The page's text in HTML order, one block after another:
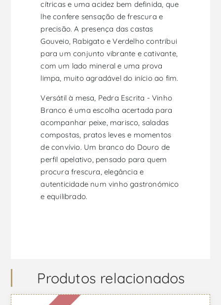
cítricas e uma acidez bem definida, que
lhe confere sensação de frescura e
precisão. A presença das castas
Gouveio, Rabigato e Verdelho contribui
para um conjunto vibrante e cativante,
com um lado mineral e uma prova
limpa, muito agradável do início ao fim.
Versátil à mesa, Pedra Escrita - Vinho
Branco é uma escolha acertada para
acompanhar peixe, marisco, saladas
compostas, pratos leves e momentos
de convívio. Um branco do Douro de
perfil apelativo, pensado para quem
procura frescura, elegância e
autenticidade num vinho gastronómico
e equilibrado.
Produtos relacionados